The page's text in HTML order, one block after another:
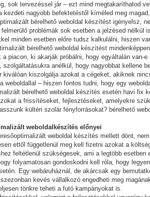
sok tervezéssel jár – ezt mind megtakaríthatod
kezdeti nagyobb befektetéstől kíméled meg
bérelhető weboldal készítést igényelsz,
problémák sok esetben a jelzésed nélkül
minden esetben előre tudsz kalkulálni, hiszen
bérelhető weboldal készítést
a piacon, ki akarják próbálni, hogy egyáltalán van-
szolgáltatásukra anélkül, hogy nagyobbat kellene
kiválóan kiszolgálja azokat a cégeket, akiknek
weboldallal – hiszen fontos tudni, hogy egy
bérelhető weboldal készítés esetén havi fix
a frissítéseket, fejlesztéseket, amelyekre
kültéri szolár fényforrásokat? bérelhető
weboldalkészítés előnyei
weboldal készítés mellett dönt,
ettől függetlenül meg kell fizetni azokat a
feltétlenül szükségesek, ami a legtöbb esetben
folyamatosan gondoskodni kell róla, hogy
Egy webáruháznál, de akárcsak egy
kevés vállalkozó engedheti meg
tönkre teheti a futó kampányokat is.